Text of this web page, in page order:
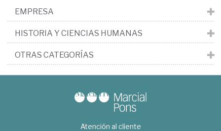
EMPRESA
HISTORIA Y CIENCIAS HUMANAS
OTRAS CATEGORÍAS
Atención al cliente